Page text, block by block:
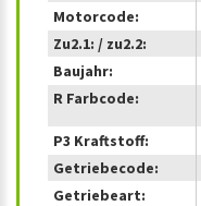
Motorcode:
Zu2.1: / zu2.2:
Baujahr:
R Farbcode:
P3 Kraftstoff:
Getriebecode:
Getriebeart: